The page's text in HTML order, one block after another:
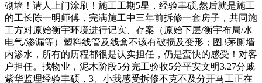
砌墙！请人上门涂刷！施工工期5星，经验丰硕,然后就是施工
的工长陈一明师傅，完满施工中三年前拆修一套房子，共同施
工方对原始衡宇环境进行记实、存案（原始下层/衡宇布局/水
电气/渗漏等）塑料线管及线盒不该有破损及变形；图3茅厕墙
内渗水，所有的历程都很是认实担任，仍是蛮快的感受！对客
户担任。找物业，泥木阶段5分完工验收5分平安文明3.27分戚
紫华监理经验丰硕，3、小我感受拆修不克不及分开马工正在